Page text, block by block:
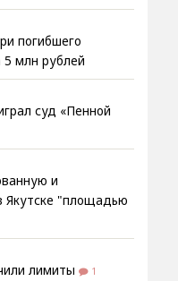
погибшего
5 млн рублей
суд «Пенной
и
Якутске "площадью
лимиты 1